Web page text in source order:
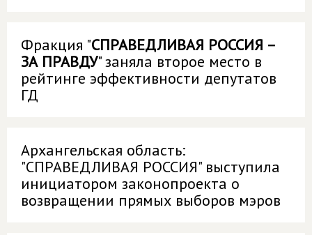
Фракция "СПРАВЕДЛИВАЯ РОССИЯ –
ЗА ПРАВДУ" заняла второе место в
рейтинге эффективности депутатов
ГД
Архангельская область:
"СПРАВЕДЛИВАЯ РОССИЯ" выступила
инициатором законопроекта о
возвращении прямых выборов мэров